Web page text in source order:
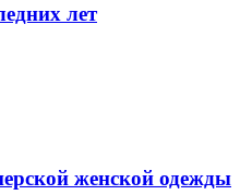
лет
женской одежды